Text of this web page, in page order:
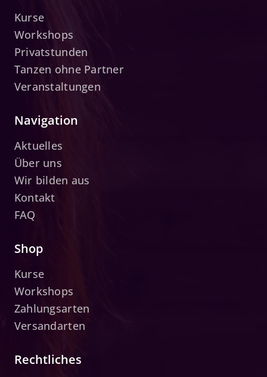
Kurse
Workshops
Privatstunden
Tanzen ohne Partner
Veranstaltungen
Navigation
Aktuelles
Über uns
Wir bilden aus
Kontakt
FAQ
Shop
Kurse
Workshops
Zahlungsarten
Versandarten
Rechtliches